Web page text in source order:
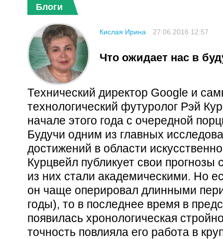
Блоги
Кислая Ирина 27.06.2016 12:57
Что ожидает нас в
Технический директор Google и
технологический футуролог Рэй
начале этого года с очередной
Будучи одним из главных
достижений в области
Курцвейл публикует свои прогнозы
из них стали академическими. Но
он чаще оперировал длинными
годы), то в последнее время в
появилась хронологическая
точность повлияла его работа в